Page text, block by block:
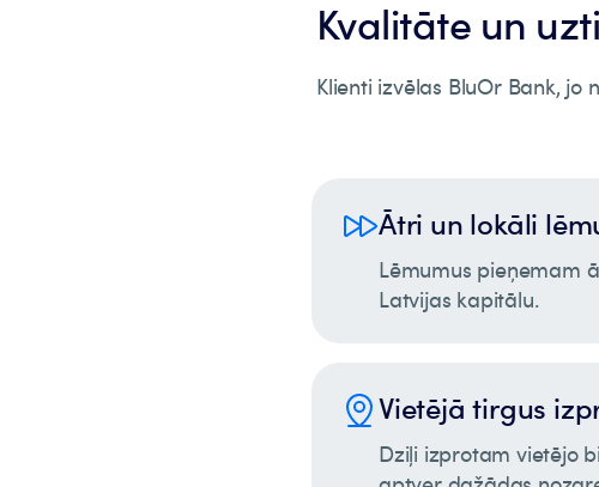
Kvalitāte un
Klienti izvēlas BluOr Bank,
Ātri un lokāli
Lēmumus pieņemam
Latvijas kapitālu.
Vietējā tirgus
Dziļi izprotam vietējo